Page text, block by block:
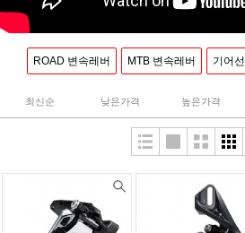
ROAD 변속레버 MTB 변속레버 기어선
최신순 낮은가격 높은가격